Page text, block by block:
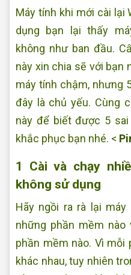
Máy tính khi mới cài lại
dụng bạn lại thấy
không như ban đầu.
này xin chia sẽ với bạn
máy tính chậm, nhưng
đây là chủ yếu. Cùng
này để biết được 5
khắc phục bạn nhé. <
1 Cài và chạy
không sử dụng
Hãy ngồi ra rà lại
những phần mềm nào
phần mềm nào. Vì
khác nhau, tuy nhiên